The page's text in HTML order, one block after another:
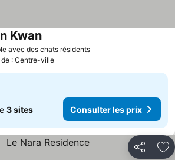
avec des chats résidents
Kwan
de : Centre-ville
3 sites Consulter les prix
Partager